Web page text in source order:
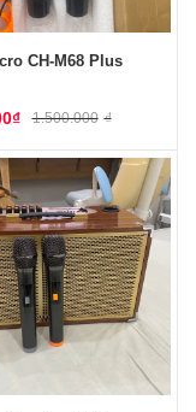
CH-M68 Plus
1.500.000 ₫
₫